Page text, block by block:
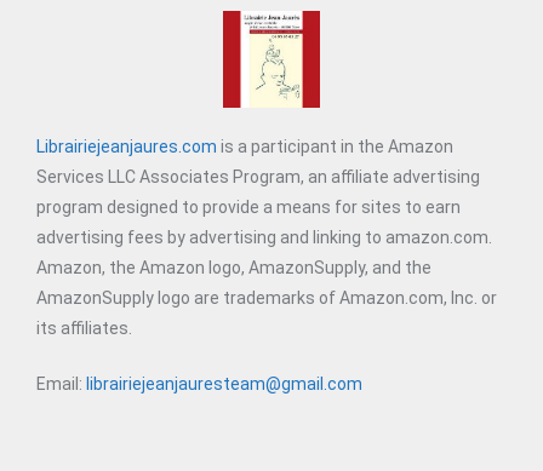
Librairiejeanjaures.com is a participant in the Amazon
Services LLC Associates Program, an affiliate advertising
program designed to provide a means for sites to earn
advertising fees by advertising and linking to amazon.com.
Amazon, the Amazon logo, AmazonSupply, and the
AmazonSupply logo are trademarks of Amazon.com, Inc. or
its affiliates.
Email: librairiejeanjauresteam@gmail.com